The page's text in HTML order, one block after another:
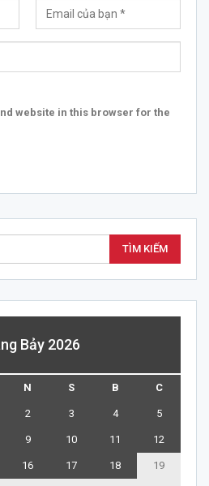
website in this browser for the
Bảy 2026
N S B C
2 3 4 5
9 10 11 12
16 17 18 19